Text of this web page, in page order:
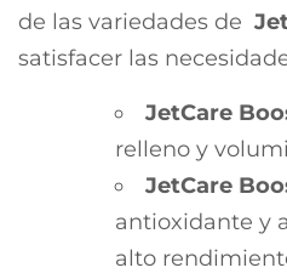
de las variedades de
satisfacer las
JetCare
relleno y
JetCare
antioxidante y
alto